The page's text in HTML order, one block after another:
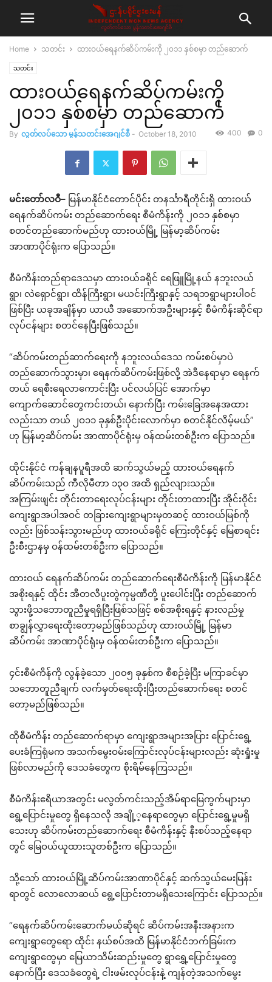
Home သတင်း ထားဝယ်ရေနက်ဆိပ်ကမ်းကို ၂၀၁၁ နှစ်စမှာ တည်ဆောက်
သတင်း
ထားဝယ်ရေနက်ဆိပ်ကမ်းကို
၂၀၁၁ နှစ်စမှာ တည်ဆောက်
By လွတ်လပ်သော မွန်သတင်းအေဂျင်စီ - October 18, 2010 0
400
မင်းတော်လဝီ– မြန်မာနိုင်ငံတောင်ပိုင်း တနင်္သာရီတိုင်းရှိ ထားဝယ်
ရေနက်ဆိပ်ကမ်း တည်ဆောက်ရေး စီမံကိန်းကို ၂၀၁၁ နှစ်စမှာ
စတင်တည်ဆောက်မည်ဟု ထားဝယ်မြို့ မြန်မာ့ဆိပ်ကမ်း
အာဏာပိုင်ရုံးက ပြောသည်။
စီမံကိန်းတည်ရာဒေသမှာ ထားဝယ်ခရိုင် ရေဖြူမြို့နယ် နဘူးလယ်
ရွာ၊ လဲရှောင်ရွာ၊ ထိန်ကြီးရွာ၊ မယင်းကြီးရွာနှင့် သရဘရွာများပါဝင်
ဖြစ်ပြီး ယခုအချိန်မှာ ယာယီ အဆောက်အဦးများနှင့် စီမံကိန်းဆိုင်ရာ
လုပ်ငန်များ စတင်နေပြီးဖြစ်သည်။
“ဆိပ်ကမ်းတည်ဆာက်ရေးကို နဘူးလယ်ဒေသ ကမ်းစပ်မှာပဲ
တည်ဆောက်သွားမှာ၊ ရေနက်ဆိပ်ကမ်းဖြစ်လို့ အဲဒီနေရာမှာ ရေနက်
တယ် ရေစီးရေလာကောင်းပြီး ပင်လယ်ပြင် အောက်မှာ
ကျောက်ဆောင်တွေကင်းတယ်၊ နောက်ပြီး ကမ်းခြေအနေအထား
လည်းသာ တယ် ၂ဝ၁၁ ခုနှစ်ဦးပိုင်းလောက်မှာ စတင်နိုင်လိမ့်မယ်”
ဟု မြန်မာ့ဆိပ်ကမ်း အာဏာပိုင်ရုံးမှ ဝန်ထမ်းတစ်ဦးက ပြောသည်။
ထိုင်းနိုင်ငံ ကန်ချနပူရီအထိ ဆက်သွယ်မည့် ထားဝယ်ရေနက်
ဆိပ်ကမ်းသည် ကီလိုမီတာ ၁၃ဝ အထိ ရှည်လျားသည်။
အကြမ်းဖျင်း တိုင်းတာရေးလုပ်ငန်းများ တိုင်းတာထားပြီး အိုင်းဝိုင်း
ကျေးရွာအပါအဝင် တခြားကျေးရွာများမှတဆင့် ထားဝယ်မြစ်ကို
လည်း ဖြစ်သန်းသွားမည်ဟု ထားဝယ်ခရိုင် ကြေးတိုင်နှင့် မြေစာရင်း
ဦးစီးဌာနမှ ဝန်ထမ်းတစ်ဦးက ပြောသည်။
ထားဝယ် ရေနက်ဆိပ်ကမ်း တည်ဆောက်ရေးစီမံကိန်းကို မြန်မာနိုင်ငံ
အစိုးရနှင့် ထိုင်း အီတလီပူးတွဲကုမ္ပဏီတို့ ပူးပေါင်းပြီး တည်ဆောက်
သွားဖို့သဘောတူညီမှုရရှိပြီးဖြစ်သဖြင့် စစ်အစိုးရနှင့် နားလည်မှု
စာချွန်လွှာရေးထိုးတော့မည်ဖြစ်သည်ဟု ထားဝယ်မြို့ မြန်မာ
ဆိပ်ကမ်း အာဏာပိုင်ရုံးမှ ဝန်ထမ်းတစ်ဦးက ပြောသည်။
၄င်းစီမံကိန်ကို လွန်ခဲ့သော ၂၀၀၅ ခုနှစ်က စီစဉ်ခဲ့ပြီး မကြာခင်မှာ
သဘောတူညီချက် လက်မှတ်ရေးထိုးပြီးတည်ဆောက်ရေး စတင်
တော့မည်ဖြစ်သည်။
ထိုစီမံကိန်း တည်ဆောက်ရာမှာ ကျေးရွာအများအပြား ပြောင်းရွေ့
ပေးခံကြရုံမက အသက်မွေးဝမ်းကြောင်းလုပ်ငန်းများလည်း ဆုံးရှုံးမှု
ဖြစ်လာမည်ကို ဒေသခံတွေက စိုးရိမ်နေကြသည်။
စီမံကိန်းဧရိယာအတွင်း မလွတ်ကင်းသည့်အိမ်ရာမြေကွက်များမှာ
ရွေ့ပြောင်းမှုတွေ ရှိနေသလို အချို့့နေရာတွေမှာ ပြောင်းရွေ့မှုမရှိ
သေးဟု ဆိပ်ကမ်းတည်ဆောက်ရေး စီမံကိန်းနှင့် နီးစပ်သည့်နေရာ
တွင် မြေဝယ်ယူထားသူတစ်ဦးက ပြောသည်။
သို့သော် ထားဝယ်မြို့ဆိပ်ကမ်းအာဏာပိုင်နှင့် ဆက်သွယ်မေးမြန်း
ရာတွင် လောလောဆယ် ရွေ့ပြောင်းတာမရှိသေးကြောင်း ပြောသည်။
“ရေနက်ဆိပ်ကမ်းဆောက်မယ်ဆိုရင် ဆိပ်ကမ်းအနီးအနားက
ကျေးရွာတွေရော ထိုင်း နယ်စပ်အထိ မြန်မာနိုင်ငံဘက်ခြမ်းက
ကျေးရွာတွေမှာ မြေယာသိမ်းဆည်းမှုတွေ ရွာရွှေ့ပြောင်းမှုတွေ
နောက်ပြီး ဒေသခံတွေရဲ့ ငါးဖမ်းလုပ်ငန်းနဲ့ ကျန်တဲ့အသက်မွေး